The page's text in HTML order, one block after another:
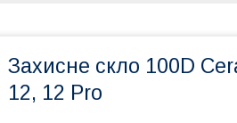
Захисне скло 100D
12, 12 Pro